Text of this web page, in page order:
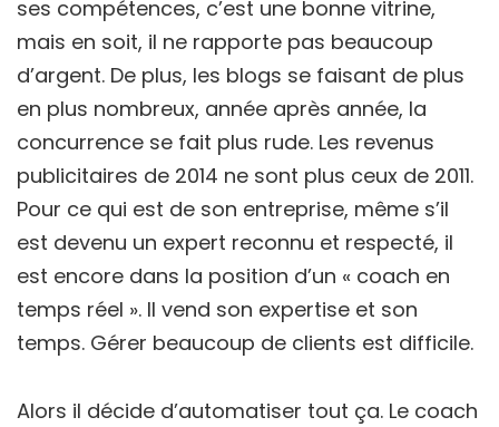
ses compétences, c’est une bonne vitrine,
mais en soit, il ne rapporte pas beaucoup
d’argent. De plus, les blogs se faisant de plus
en plus nombreux, année après année, la
concurrence se fait plus rude. Les revenus
publicitaires de 2014 ne sont plus ceux de 2011.
Pour ce qui est de son entreprise, même s’il
est devenu un expert reconnu et respecté, il
est encore dans la position d’un « coach en
temps réel ». Il vend son expertise et son
temps. Gérer beaucoup de clients est difficile.
Alors il décide d’automatiser tout ça. Le coach